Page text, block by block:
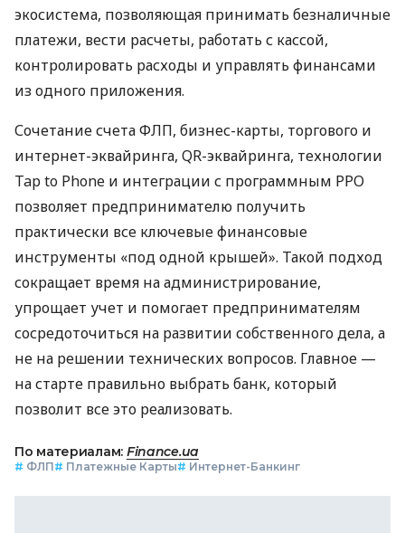
экосистема, позволяющая принимать безналичные
платежи, вести расчеты, работать с кассой,
контролировать расходы и управлять финансами
из одного приложения.
Сочетание счета ФЛП, бизнес-карты, торгового и
интернет-эквайринга, QR-эквайринга, технологии
Tap to Phone и интеграции с программным РРО
позволяет предпринимателю получить
практически все ключевые финансовые
инструменты «под одной крышей». Такой подход
сокращает время на администрирование,
упрощает учет и помогает предпринимателям
сосредоточиться на развитии собственного дела, а
не на решении технических вопросов. Главное —
на старте правильно выбрать банк, который
позволит все это реализовать.
По материалам: Finance.ua
# ФЛП# Платежные Карты# Интернет-Банкинг